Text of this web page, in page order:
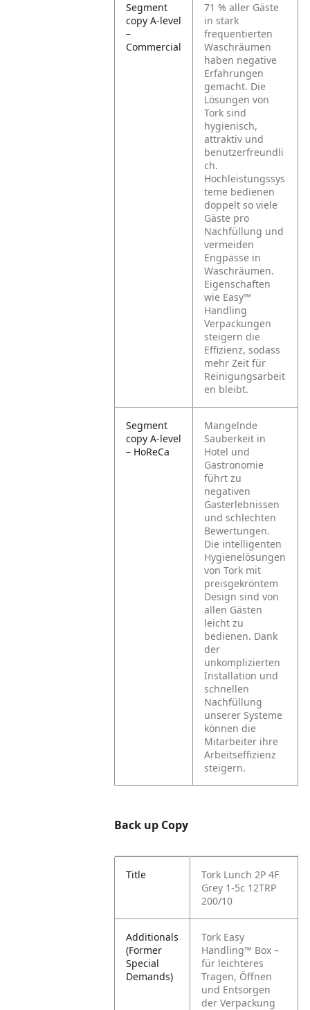
Segment
copy A-level
–
Commercial
71 % aller Gäste
in stark
frequentierten
Waschräumen
haben negative
Erfahrungen
gemacht. Die
Lösungen von
Tork sind
hygienisch,
attraktiv und
benutzerfreundli
ch.
Hochleistungssys
teme bedienen
doppelt so viele
Gäste pro
Nachfüllung und
vermeiden
Engpässe in
Waschräumen.
Eigenschaften
wie Easy™
Handling
Verpackungen
steigern die
Effizienz, sodass
mehr Zeit für
Reinigungsarbeit
en bleibt.
Segment
copy A-level
– HoReCa
Mangelnde
Sauberkeit in
Hotel und
Gastronomie
führt zu
negativen
Gasterlebnissen
und schlechten
Bewertungen.
Die intelligenten
Hygienelösungen
von Tork mit
preisgekröntem
Design sind von
allen Gästen
leicht zu
bedienen. Dank
der
unkomplizierten
Installation und
schnellen
Nachfüllung
unserer Systeme
können die
Mitarbeiter ihre
Arbeitseffizienz
steigern.
Back up Copy
Title
Tork Lunch 2P 4F
Grey 1-5c 12TRP
200/10
Additionals
(Former
Special
Demands)
Tork Easy
Handling™ Box –
für leichteres
Tragen, Öffnen
und Entsorgen
der Verpackung